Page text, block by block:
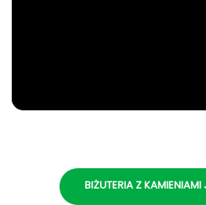
BIŻUTERIA Z KAMIENIAMI